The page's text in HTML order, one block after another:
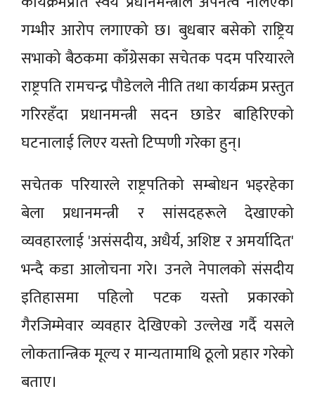
गम्भीर आरोप लगाएको छ। बुधबार बसेको राष्ट्रिय
सभाको बैठकमा काँग्रेसका सचेतक पदम परियारले
राष्ट्रपति रामचन्द्र पौडेलले नीति तथा कार्यक्रम प्रस्तुत
गरिरहँदा प्रधानमन्त्री सदन छाडेर बाहिरिएको
घटनालाई लिएर यस्तो टिप्पणी गरेका हुन्।
सचेतक परियारले राष्ट्रपतिको सम्बोधन भइरहेका
बेला प्रधानमन्त्री र सांसदहरूले देखाएको
व्यवहारलाई 'असंसदीय, अधैर्य, अशिष्ट र अमर्यादित'
भन्दै कडा आलोचना गरे। उनले नेपालको संसदीय
इतिहासमा पहिलो पटक यस्तो प्रकारको
गैरजिम्मेवार व्यवहार देखिएको उल्लेख गर्दै यसले
लोकतान्त्रिक मूल्य र मान्यतामाथि ठूलो प्रहार गरेको
बताए।